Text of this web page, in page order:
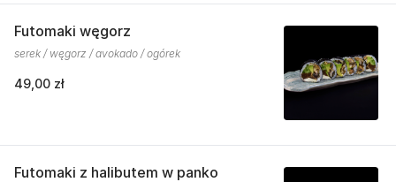
Futomaki węgorz
serek / węgorz / avokado / ogórek
49,00 zł
Futomaki z halibutem w panko